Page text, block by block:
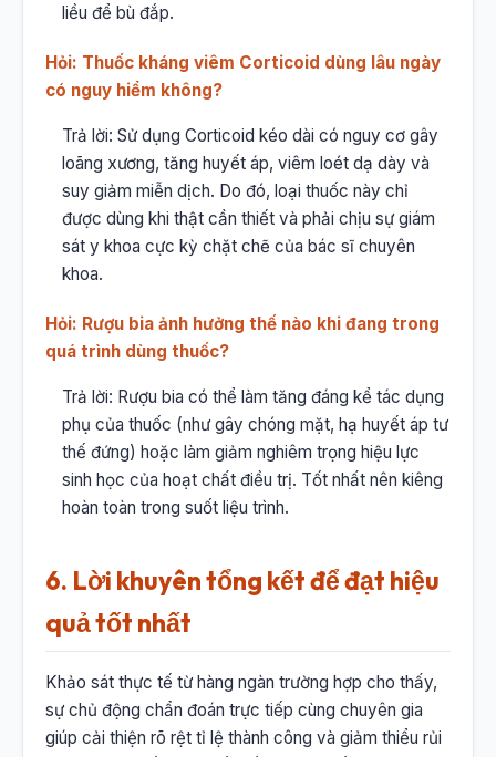
liều để bù đắp.
Hỏi: Thuốc kháng viêm Corticoid dùng lâu ngày
có nguy hiểm không?
Trả lời: Sử dụng Corticoid kéo dài có nguy cơ gây
loãng xương, tăng huyết áp, viêm loét dạ dày và
suy giảm miễn dịch. Do đó, loại thuốc này chỉ
được dùng khi thật cần thiết và phải chịu sự giám
sát y khoa cực kỳ chặt chẽ của bác sĩ chuyên
khoa.
Hỏi: Rượu bia ảnh hưởng thế nào khi đang trong
quá trình dùng thuốc?
Trả lời: Rượu bia có thể làm tăng đáng kể tác dụng
phụ của thuốc (như gây chóng mặt, hạ huyết áp tư
thế đứng) hoặc làm giảm nghiêm trọng hiệu lực
sinh học của hoạt chất điều trị. Tốt nhất nên kiêng
hoàn toàn trong suốt liệu trình.
6. Lời khuyên tổng kết để đạt hiệu
quả tốt nhất
Khảo sát thực tế từ hàng ngàn trường hợp cho thấy,
sự chủ động chẩn đoán trực tiếp cùng chuyên gia
giúp cải thiện rõ rệt tỉ lệ thành công và giảm thiểu rủi